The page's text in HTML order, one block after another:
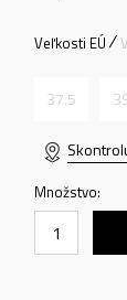
Veľkosti EÚ
37.5
Množstvo: